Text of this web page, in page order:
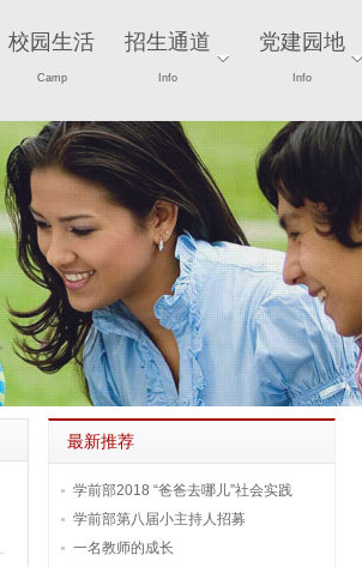
校园生活
Camp
招生通道
Info
党建园地
Info
最新推荐
学前部2018 “爸爸去哪儿”社会实践
学前部第八届小主持人招募
一名教师的成长